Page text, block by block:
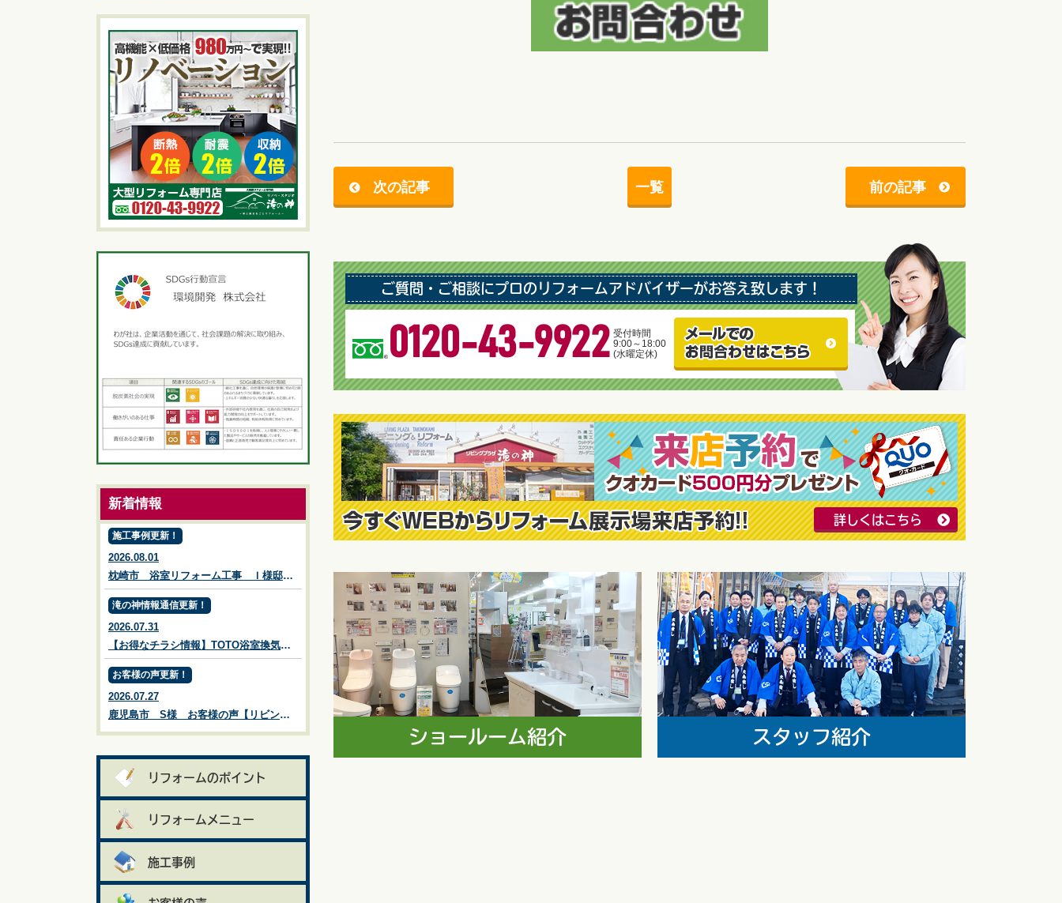
次の記事 一覧 前の記事
ご質問・ご相談にプロのリフォームアドバイザーがお答え致します！
0120-43-9922 受付時間
9:00～18:00
(水曜定休)
詳しくはこちら
新着情報
施工事例更新！
2026.08.01
枕崎市 浴室リフォーム工事 Ｉ様邸施工事例【鹿児島市・姶良市・伊集院・リフォーム・リノベーション・外壁塗装・屋根塗装・ガーデン・エクステリア・外構・造園】リビングプラザ滝の神
滝の神情報通信更新！
2026.07.31
【お得なチラシ情報】TOTO浴室換気乾燥暖房機【三乾王】【床ワイパー洗浄】【3モードミストシャワーヘッド】の3大プレゼントキャンペーン！TOTOキッチン用食器洗い乾燥機プレゼントキャンペーン中！※チラシ有効期限：2026年9月4日㊎まで【鹿児島市・姶良市・伊集院のリフォーム・リノベーション・外壁塗装・屋根塗装・エクステリア・ガーデン】
お客様の声更新！
2026.07.27
鹿児島市 S様 お客様の声【リビングプラザ滝の神】鹿児島市・リフォーム・塗装・外構・造園
リフォームのポイント
リフォームメニュー
施工事例